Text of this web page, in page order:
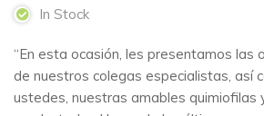
In Stock
“En esta ocasión, les presentamos las
de nuestros colegas especialistas, así
ustedes, nuestras amables quimiofilas